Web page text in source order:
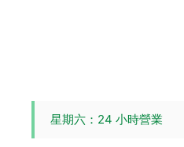
星期六：24 小時營業